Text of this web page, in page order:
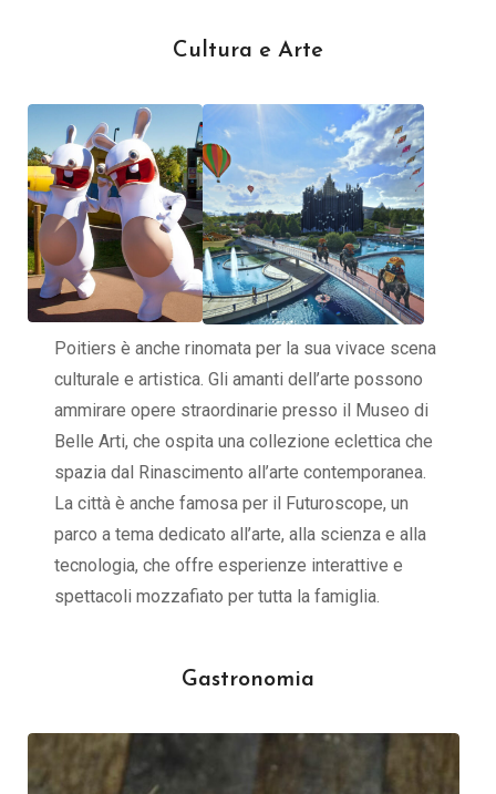
Cultura e Arte
Poitiers è anche rinomata per la sua vivace scena
culturale e artistica. Gli amanti dell’arte possono
ammirare opere straordinarie presso il Museo di
Belle Arti, che ospita una collezione eclettica che
spazia dal Rinascimento all’arte contemporanea.
La città è anche famosa per il Futuroscope, un
parco a tema dedicato all’arte, alla scienza e alla
tecnologia, che offre esperienze interattive e
spettacoli mozzafiato per tutta la famiglia.
Gastronomia